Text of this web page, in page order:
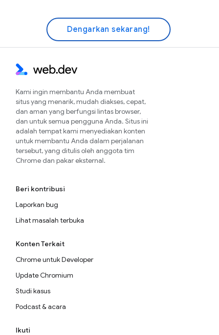
Dengarkan sekarang!
Kami ingin membantu Anda membuat
situs yang menarik, mudah diakses, cepat,
dan aman yang berfungsi lintas browser,
dan untuk semua pengguna Anda. Situs ini
adalah tempat kami menyediakan konten
untuk membantu Anda dalam perjalanan
tersebut, yang ditulis oleh anggota tim
Chrome dan pakar eksternal.
Beri kontribusi
Laporkan bug
Lihat masalah terbuka
Konten Terkait
Chrome untuk Developer
Update Chromium
Studi kasus
Podcast & acara
Ikuti